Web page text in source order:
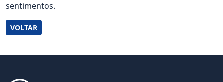
sentimentos.
VOLTAR